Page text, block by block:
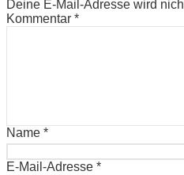
Deine E-Mail-Adresse wird
Kommentar *
Name *
E-Mail-Adresse *